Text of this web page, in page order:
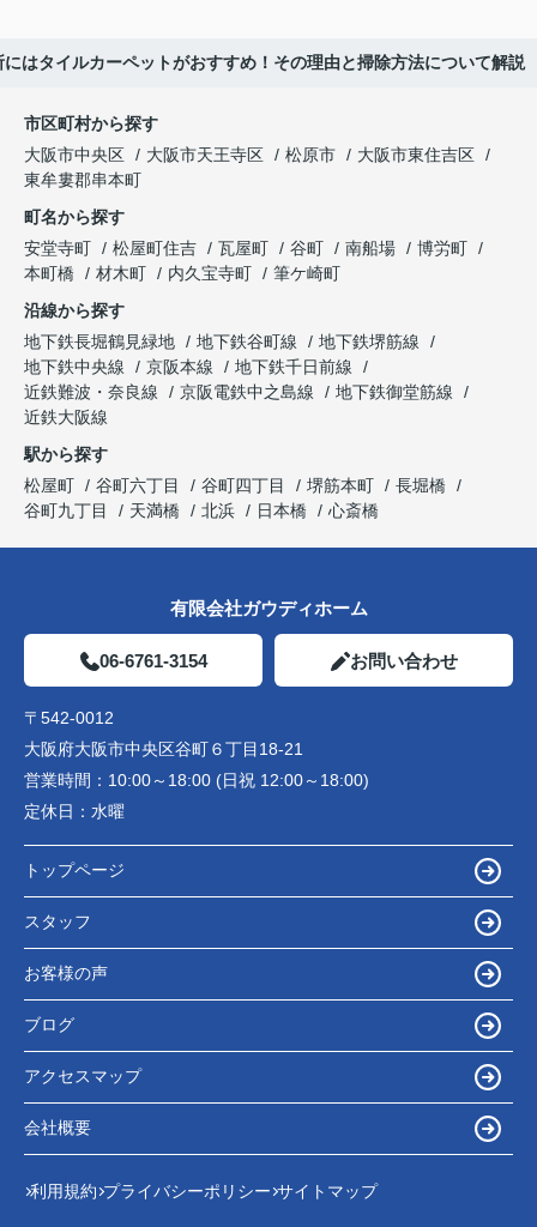
にはタイルカーペットがおすすめ！その理由と掃除方法について解説
市区町村から探す
大阪市中央区
大阪市天王寺区 松原市
大阪市東住吉区
東牟婁郡串本町
町名から探す
安堂寺町
松屋町住吉 瓦屋町 谷町 南船場
博労町
本町橋
材木町 内久宝寺町
筆ケ崎町
沿線から探す
地下鉄長堀鶴見緑地
地下鉄谷町線
地下鉄堺筋線
地下鉄中央線
京阪本線
地下鉄千日前線
近鉄難波・奈良線
京阪電鉄中之島線
地下鉄御堂筋線
近鉄大阪線
駅から探す
松屋町
谷町六丁目 谷町四丁目 堺筋本町
長堀橋
谷町九丁目
天満橋 北浜 日本橋 心斎橋
有限会社ガウディホーム
06-6761-3154 お問い合わせ
〒542-0012
大阪府大阪市中央区谷町６丁目18-21
営業時間： 10:00～18:00 (日祝 12:00～18:00)
定休日： 水曜
トップページ
スタッフ
お客様の声
ブログ
アクセスマップ
会社概要
利用規約 プライバシーポリシー サイトマップ